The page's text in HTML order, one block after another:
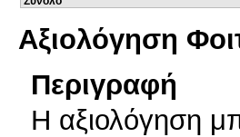
Αξιολόγηση
Περιγραφή
Η αξιολόγηση